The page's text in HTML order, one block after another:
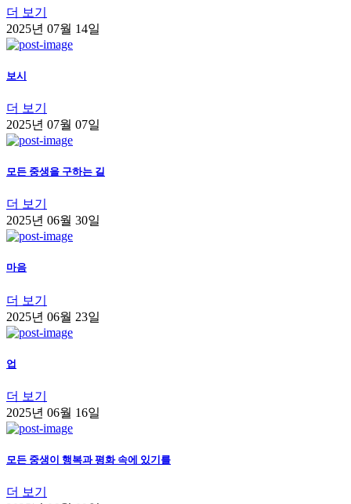
더 보기
2025년 07월 14일
보시
더 보기
2025년 07월 07일
모든 중생을 구하는 길
더 보기
2025년 06월 30일
마음
더 보기
2025년 06월 23일
업
더 보기
2025년 06월 16일
모든 중생이 행복과 평화 속에 있기를
더 보기